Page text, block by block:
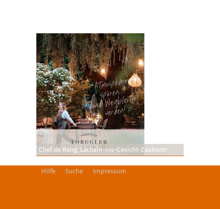
Chef de Rang: Lächeln-ins-Gesicht-Zauberer
Hilfe Suche Impressum